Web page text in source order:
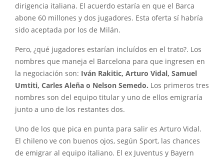
dirigencia italiana. El acuerdo estaría en que el Barca
abone 60 millones y dos jugadores. Esta oferta sí habría
sido aceptada por los de Milán.
Pero, ¿qué jugadores estarían incluídos en el trato?. Los
nombres que maneja el Barcelona para que ingresen en
la negociación son: Iván Rakitic, Arturo Vidal, Samuel
Umtiti, Carles Aleña o Nelson Semedo. Los primeros tres
nombres son del equipo titular y uno de ellos emigraría
junto a uno de los restantes dos.
Uno de los que pica en punta para salir es Arturo Vidal.
El chileno ve con buenos ojos, según Sport, las chances
de emigrar al equipo italiano. El ex Juventus y Bayern